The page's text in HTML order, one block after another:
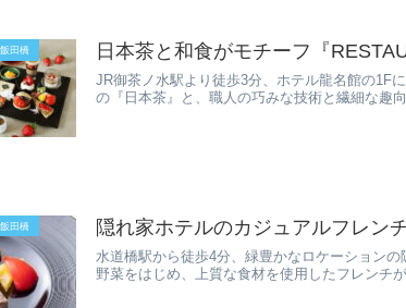
田橋 日本茶と和食がモチーフ『
JR御茶ノ水駅より徒歩3分、ホテル龍名館の1F
の『日本茶』と、職人の巧みな技術と繊細な趣
田橋 隠れ家ホテルのカジュアルフレン
水道橋駅から徒歩4分、緑豊かなロケーション
野菜をはじめ、上質な食材を使用したフレンチ